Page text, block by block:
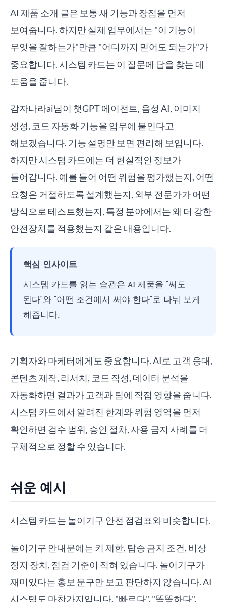
AI 제품 소개 글은 보통 새 기능과 장점을 먼저
보여줍니다. 하지만 실제 업무에서는 "이 기능이
무엇을 잘하는가"만큼 "어디까지 믿어도 되는가"가
중요합니다. 시스템 카드는 이 질문에 답을 찾는 데
도움을 줍니다.
감자나라ai님이 챗GPT 에이전트, 음성 AI, 이미지
생성, 코드 자동화 기능을 업무에 붙인다고
해보겠습니다. 기능 설명만 보면 편리해 보입니다.
하지만 시스템 카드에는 더 현실적인 정보가
들어갑니다. 예를 들어 어떤 위험을 평가했는지, 어떤
요청은 거절하도록 설계했는지, 외부 전문가가 어떤
방식으로 테스트했는지, 특정 분야에서는 왜 더 강한
안전장치를 적용했는지 같은 내용입니다.
핵심 인사이트
시스템 카드를 읽는 습관은 AI 제품을 "써도
된다"와 "어떤 조건에서 써야 한다"로 나눠 보게
해줍니다.
기획자와 마케터에게도 중요합니다. AI로 고객 응대,
콘텐츠 제작, 리서치, 코드 작성, 데이터 분석을
자동화하면 결과가 고객과 팀에 직접 영향을 줍니다.
시스템 카드에서 알려진 한계와 위험 영역을 먼저
확인하면 검수 범위, 승인 절차, 사용 금지 사례를 더
구체적으로 정할 수 있습니다.
쉬운 예시
시스템 카드는 놀이기구 안전 점검표와 비슷합니다.
놀이기구 안내문에는 키 제한, 탑승 금지 조건, 비상
정지 장치, 점검 기준이 적혀 있습니다. 놀이기구가
재미있다는 홍보 문구만 보고 판단하지 않습니다. AI
시스템도 마찬가지입니다. "빠르다", "똑똑하다",